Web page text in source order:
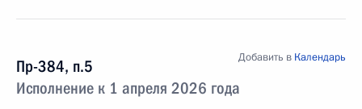
Пр-384, п.5
Исполнение к 1 апреля 2026 года
Добавить в Календарь